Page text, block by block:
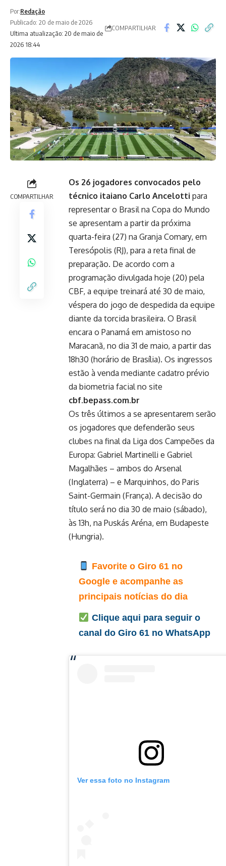
Ultima atualização: 20 de maio de
2026 18:44
Por:Redação
Publicado: 20 de maio de 2026
COMPARTILHAR
COMPARTILHAR
Os 26 jogadores convocados pelo
técnico itaiano Carlo Ancelotti para
representar o Brasil na Copa do Mundo
se apresentam a partir da próxima
quarta-feira (27) na Granja Comary, em
Teresópolis (RJ), para a reta final de
preparação. De acordo com a
programação divulgada hoje (20) pela
CBF, a equipe treinará até 30 de maio,
véspera do jogo de despedida da equipe
diante da torcida brasileira. O Brasil
encara o Panamá em amistoso no
Maracanã, no dia 31 de maio, a partir das
18h30 (horário de Brasília). Os ingressos
estão à venda mediante cadatro prévio
da biometria facial no site
cbf.bepass.com.br
Os três últimos a se apresentarem serão
os jogadores que defenderão seus
clubes na final da Liga dos Campeões da
Europa: Gabriel Martinelli e Gabriel
Magalhães – ambos do Arsenal
(Inglaterra) – e Marquinhos, do Paris
Saint-Germain (França). A decisão do
título será no dia 30 de maio (sábado),
às 13h, na Puskás Aréna, em Budapeste
(Hungria).
Favorite o Giro 61 no
Google e acompanhe as
principais notícias do dia
Clique aqui para seguir o
canal do Giro 61 no WhatsApp
Ver essa foto no Instagram